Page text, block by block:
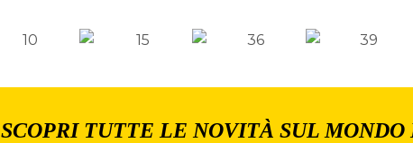
SCOPRI TUTTE LE NOVITÀ SUL MONDO